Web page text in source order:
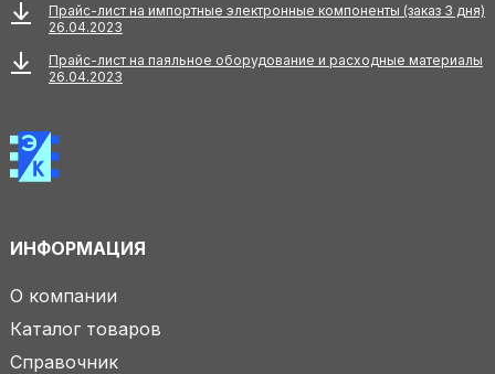
Прайс-лист на импортные электронные компоненты (заказ 3 дня)
26.04.2023
Прайс-лист на паяльное оборудование и расходные материалы
26.04.2023
ИНФОРМАЦИЯ
О компании
Каталог товаров
Справочник